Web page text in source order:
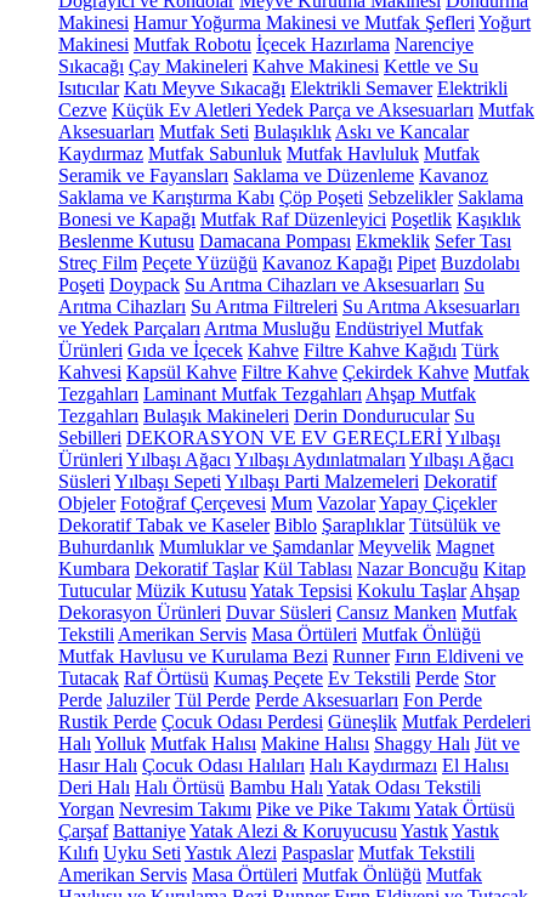
Makinesi Hamur Yoğurma Makinesi ve Mutfak Şefleri Yoğurt
Makinesi Mutfak Robotu İçecek Hazırlama Narenciye
Sıkacağı Çay Makineleri Kahve Makinesi Kettle ve Su
Isıtıcılar Katı Meyve Sıkacağı Elektrikli Semaver Elektrikli
Cezve Küçük Ev Aletleri Yedek Parça ve Aksesuarları Mutfak
Aksesuarları Mutfak Seti Bulaşıklık Askı ve Kancalar
Kaydırmaz Mutfak Sabunluk Mutfak Havluluk Mutfak
Seramik ve Fayansları Saklama ve Düzenleme Kavanoz
Saklama ve Karıştırma Kabı Çöp Poşeti Sebzelikler Saklama
Bonesi ve Kapağı Mutfak Raf Düzenleyici Poşetlik Kaşıklık
Beslenme Kutusu Damacana Pompası Ekmeklik Sefer Tası
Streç Film Peçete Yüzüğü Kavanoz Kapağı Pipet Buzdolabı
Poşeti Doypack Su Arıtma Cihazları ve Aksesuarları Su
Arıtma Cihazları Su Arıtma Filtreleri Su Arıtma Aksesuarları
ve Yedek Parçaları Arıtma Musluğu Endüstriyel Mutfak
Ürünleri Gıda ve İçecek Kahve Filtre Kahve Kağıdı Türk
Kahvesi Kapsül Kahve Filtre Kahve Çekirdek Kahve Mutfak
Tezgahları Laminant Mutfak Tezgahları Ahşap Mutfak
Tezgahları Bulaşık Makineleri Derin Dondurucular Su
Sebilleri DEKORASYON VE EV GEREÇLERİYılbaşı
Ürünleri Yılbaşı Ağacı Yılbaşı Aydınlatmaları Yılbaşı Ağacı
Süsleri Yılbaşı Sepeti Yılbaşı Parti Malzemeleri Dekoratif
Objeler Fotoğraf Çerçevesi Mum VazolarYapay Çiçekler
Dekoratif Tabak ve Kaseler Biblo Şaraplıklar Tütsülük ve
Buhurdanlık Mumluklar ve Şamdanlar Meyvelik Magnet
Kumbara Dekoratif Taşlar Kül Tablası Nazar Boncuğu Kitap
Tutucular Müzik Kutusu Yatak Tepsisi Kokulu Taşlar Ahşap
Dekorasyon Ürünleri Duvar Süsleri Cansız Manken Mutfak
Tekstili Amerikan Servis Masa Örtüleri Mutfak Önlüğü
Mutfak Havlusu ve Kurulama Bezi Runner Fırın Eldiveni ve
Tutacak Raf Örtüsü Kumaş Peçete Ev Tekstili Perde Stor
Perde Jaluziler Tül Perde Perde Aksesuarları Fon Perde
Rustik Perde Çocuk Odası Perdesi Güneşlik Mutfak Perdeleri
Halı Yolluk Mutfak Halısı Makine Halısı Shaggy Halı Jüt ve
Hasır Halı Çocuk Odası Halıları Halı Kaydırmazı El Halısı
Deri Halı Halı Örtüsü Bambu Halı Yatak Odası Tekstili
Yorgan Nevresim Takımı Pike ve Pike Takımı Yatak Örtüsü
Çarşaf BattaniyeYatak Alezi & Koruyucusu YastıkYastık
Kılıfı Uyku Seti Yastık Alezi Paspaslar Mutfak Tekstili
Amerikan Servis Masa Örtüleri Mutfak Önlüğü Mutfak